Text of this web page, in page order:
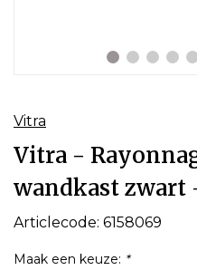
Vitra
Vitra -
wandkast zwart
Articlecode: 6158069
Maak een keuze: *